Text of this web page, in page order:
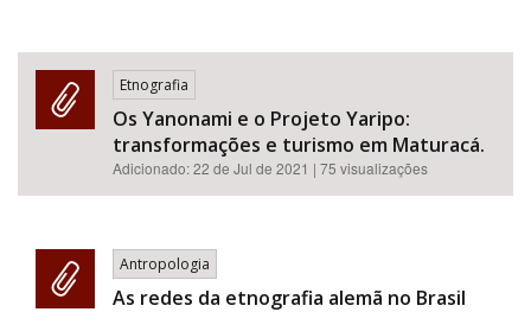
Etnografia
Os Yanonami e o Projeto Yaripo:
transformações e turismo em Maturacá.
Adicionado:22 de Jul de 2021 | 75 visualizações
Antropologia
As redes da etnografia alemã no Brasil